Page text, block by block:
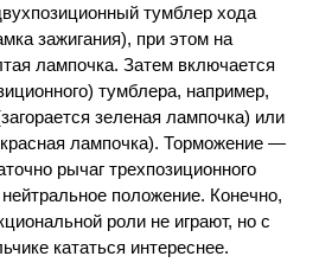
тумблер хода
зажигания), при этом на
лампочка. Затем включается
тумблера, например,
зеленая лампочка) или
лампочка). Торможение —
рычаг трехпозиционного
положение. Конечно,
роли не играют, но с
кататься интереснее.